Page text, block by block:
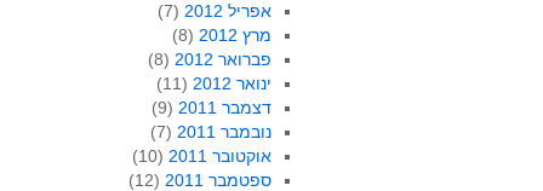
אפריל 2012
(7)
מרץ 2012
(8)
פברואר 2012
(8)
ינואר 2012
(11)
דצמבר 2011
(9)
נובמבר 2011
(7)
אוקטובר 2011
(10)
ספטמבר 2011
(12)